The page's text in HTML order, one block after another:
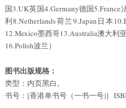
国3.UK英国4.Germany德国5.France
利8.Netherlands荷兰9.Japan日本
12.Mexico墨西哥13.Australia澳大利
16.Polish波兰）
图书出版规格：
类型：内页黑白。
书号：[香港单书号（一书一号)]